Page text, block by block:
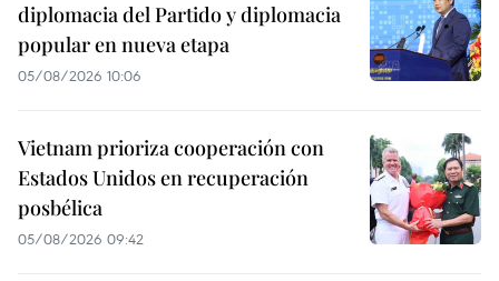
diplomacia del Partido y diplomacia
popular en nueva etapa
05/08/2026 10:06
Vietnam prioriza cooperación con
Estados Unidos en recuperación
posbélica
05/08/2026 09:42